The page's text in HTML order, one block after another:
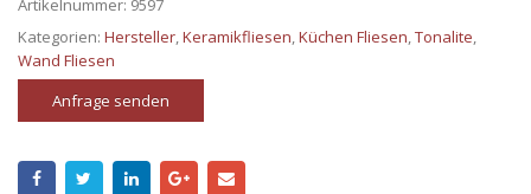
Artikelnummer: 9597
Kategorien: Hersteller,Keramikfliesen,Küchen Fliesen,Tonalite,
Wand Fliesen
Anfrage senden